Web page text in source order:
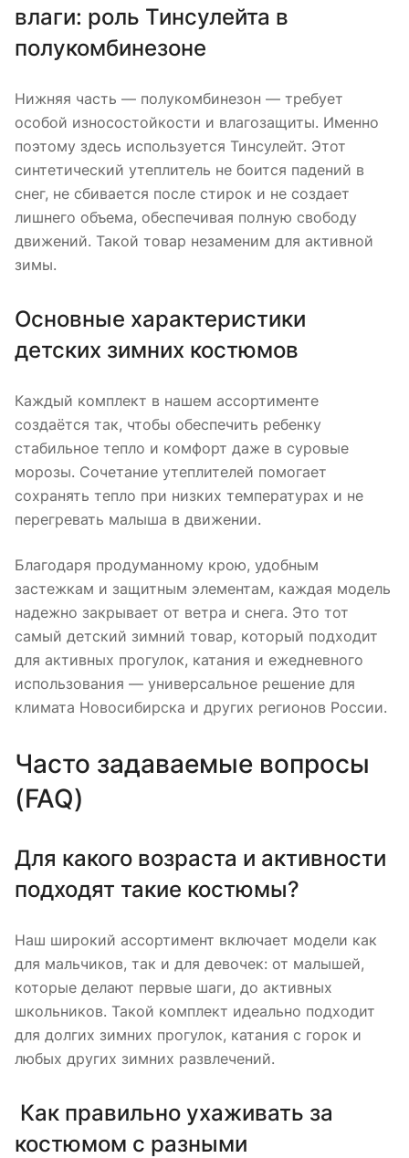
влаги: роль Тинсулейта в
полукомбинезоне
Нижняя часть — полукомбинезон — требует
особой износостойкости и влагозащиты. Именно
поэтому здесь используется Тинсулейт. Этот
синтетический утеплитель не боится падений в
снег, не сбивается после стирок и не создает
лишнего объема, обеспечивая полную свободу
движений. Такой товар незаменим для активной
зимы.
Основные характеристики
детских зимних костюмов
Каждый комплект в нашем ассортименте
создаётся так, чтобы обеспечить ребенку
стабильное тепло и комфорт даже в суровые
морозы. Сочетание утеплителей помогает
сохранять тепло при низких температурах и не
перегревать малыша в движении.
Благодаря продуманному крою, удобным
застежкам и защитным элементам, каждая модель
надежно закрывает от ветра и снега. Это тот
самый детский зимний товар, который подходит
для активных прогулок, катания и ежедневного
использования — универсальное решение для
климата Новосибирска и других регионов России.
Часто задаваемые вопросы
(FAQ)
Для какого возраста и активности
подходят такие костюмы?
Наш широкий ассортимент включает модели как
для мальчиков, так и для девочек: от малышей,
которые делают первые шаги, до активных
школьников. Такой комплект идеально подходит
для долгих зимних прогулок, катания с горок и
любых других зимних развлечений.
Как правильно ухаживать за
костюмом с разными